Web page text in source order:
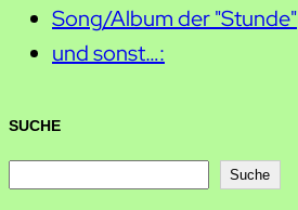
Song/Album der "Stunde"
und sonst…:
SUCHE
Suche